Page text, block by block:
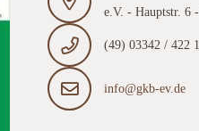
e.V. - Hauptstr. 6
(49) 03342 / 422
info@gkb-ev.de